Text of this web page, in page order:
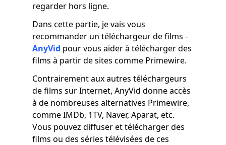
regarder hors ligne.
Dans cette partie, je vais vous
recommander un téléchargeur de films -
AnyVid pour vous aider à télécharger des
films à partir de sites comme Primewire.
Contrairement aux autres téléchargeurs
de films sur Internet, AnyVid donne accès
à de nombreuses alternatives Primewire,
comme IMDb, 1TV, Naver, Aparat, etc.
Vous pouvez diffuser et télécharger des
films ou des séries télévisées de ces